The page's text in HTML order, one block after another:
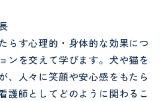
らす心理的・身体的な効果につ
ンを交えて学びます。犬や猫を
、人々に笑顔や安心感をもたら
護師としてどのように関わるこ